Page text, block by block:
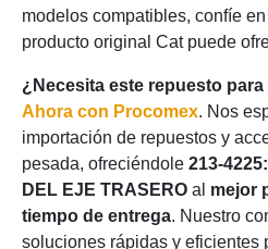
modelos compatibles, confíe
producto original Cat puede
¿Necesita este repuesto
Ahora con Procomex. Nos
importación de repuestos y
pesada, ofreciéndole 213-
DEL EJE TRASERO al mejor
tiempo de entrega. Nuestro
soluciones rápidas y eficientes